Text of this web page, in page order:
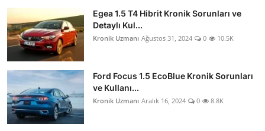
Egea 1.5 T4 Hibrit Kronik Sorunları ve
Detaylı Kul...
Kronik Uzmanı Ağustos 31, 2024 0 10.5K
Ford Focus 1.5 EcoBlue Kronik Sorunları
ve Kullanı...
Kronik Uzmanı Aralık 16, 2024 0 8.8K